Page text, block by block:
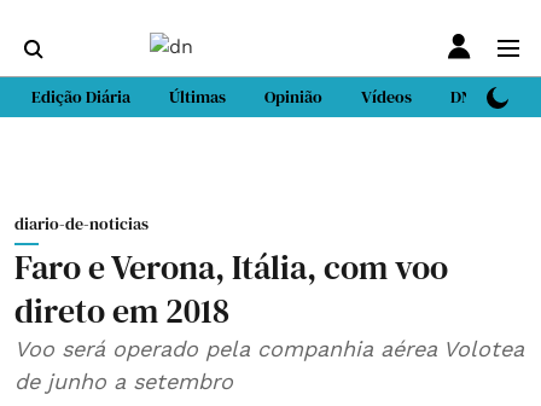
Edição Diária Últimas Opinião Vídeos DN Sport
diario-de-noticias
Faro e Verona, Itália, com voo
direto em 2018
Voo será operado pela companhia aérea Volotea
de junho a setembro